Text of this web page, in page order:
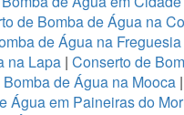
de Bomba de Água na
de Água na
na Lapa | Conserto de
de Água na Mooca|
Água em Paineiras do